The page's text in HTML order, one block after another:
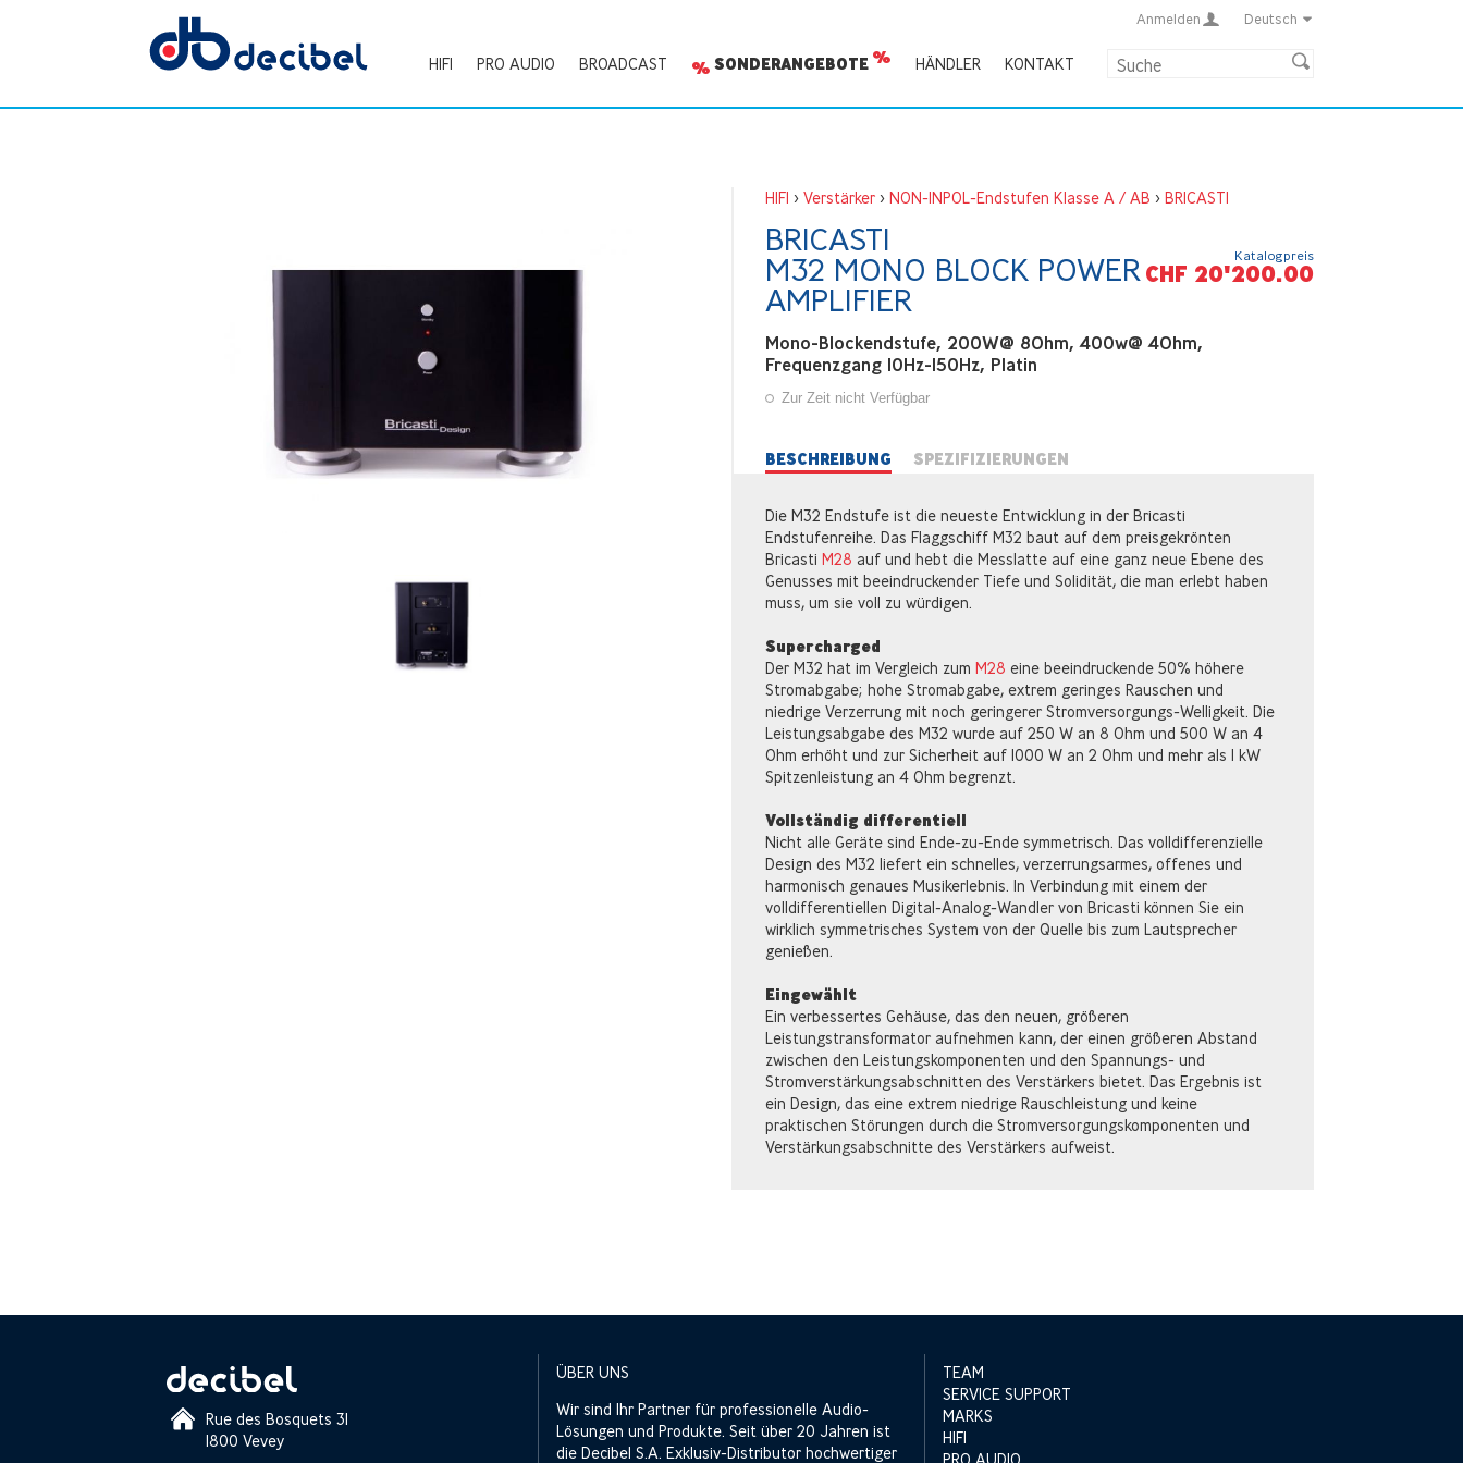
Anmelden Deutsch
HIFI PRO AUDIO BROADCAST SONDERANGEBOTE HÄNDLER KONTAKT
HIFI > Verstärker> NON-INPOL-Endstufen Klasse A / AB > BRICASTI
BRICASTI
M32 MONO BLOCK POWER
AMPLIFIER
Mono-Blockendstufe, 200W@ 8Ohm, 400w@ 4Ohm,
Frequenzgang 10Hz-150Hz, Platin
Zur Zeit nicht Verfügbar
Katalogpreis
CHF 20'200.00
BESCHREIBUNG SPEZIFIZIERUNGEN
Die M32 Endstufe ist die neueste Entwicklung in der Bricasti
Endstufenreihe. Das Flaggschiff M32 baut auf dem preisgekrönten
Bricasti M28 auf und hebt die Messlatte auf eine ganz neue Ebene des
Genusses mit beeindruckender Tiefe und Solidität, die man erlebt haben
muss, um sie voll zu würdigen.
Supercharged
Der M32 hat im Vergleich zum M28 eine beeindruckende 50% höhere
Stromabgabe; hohe Stromabgabe, extrem geringes Rauschen und
niedrige Verzerrung mit noch geringerer Stromversorgungs-Welligkeit. Die
Leistungsabgabe des M32 wurde auf 250 W an 8 Ohm und 500 W an 4
Ohm erhöht und zur Sicherheit auf 1000 W an 2 Ohm und mehr als 1 kW
Spitzenleistung an 4 Ohm begrenzt.
Vollständig differentiell
Nicht alle Geräte sind Ende-zu-Ende symmetrisch. Das volldifferenzielle
Design des M32 liefert ein schnelles, verzerrungsarmes, offenes und
harmonisch genaues Musikerlebnis. In Verbindung mit einem der
volldifferentiellen Digital-Analog-Wandler von Bricasti können Sie ein
wirklich symmetrisches System von der Quelle bis zum Lautsprecher
genießen.
Eingewählt
Ein verbessertes Gehäuse, das den neuen, größeren
Leistungstransformator aufnehmen kann, der einen größeren Abstand
zwischen den Leistungskomponenten und den Spannungs- und
Stromverstärkungsabschnitten des Verstärkers bietet. Das Ergebnis ist
ein Design, das eine extrem niedrige Rauschleistung und keine
praktischen Störungen durch die Stromversorgungskomponenten und
Verstärkungsabschnitte des Verstärkers aufweist.
Rue des Bosquets 31
1800 Vevey
ÜBER UNS
Wir sind Ihr Partner für professionelle Audio-
Lösungen und Produkte. Seit über 20 Jahren ist
die Decibel S.A. Exklusiv-Distributor hochwertiger
TEAM
SERVICE SUPPORT
MARKS
HIFI
PRO AUDIO